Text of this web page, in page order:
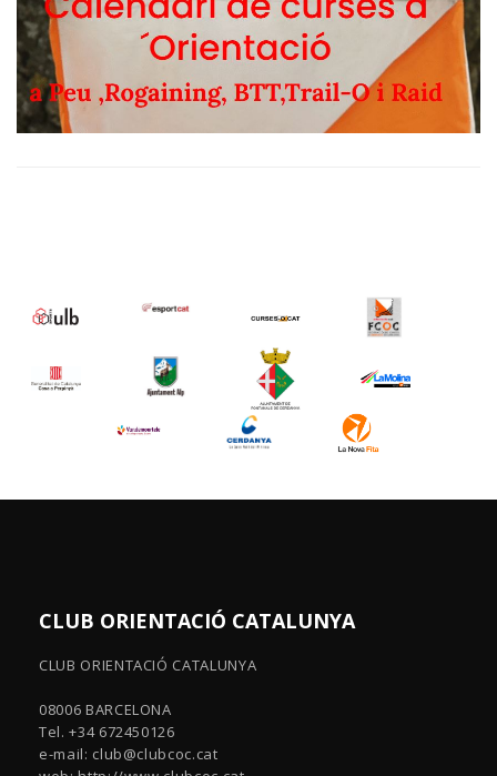
CLUB ORIENTACIÓ CATALUNYA
CLUB ORIENTACIÓ CATALUNYA
08006 BARCELONA
Tel. +34 672450126
e-mail: club@clubcoc.cat